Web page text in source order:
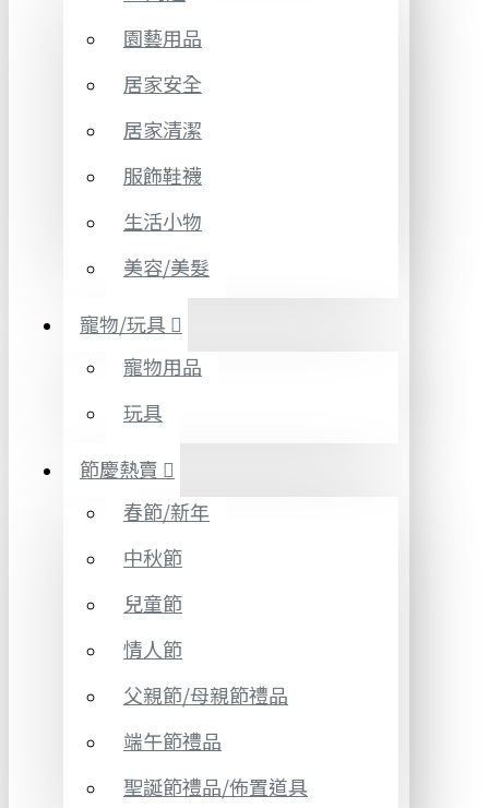
園藝用品
居家安全
居家清潔
服飾鞋襪
生活小物
美容/美髮
寵物/玩具
寵物用品
玩具
節慶熱賣
春節/新年
中秋節
兒童節
情人節
父親節/母親節禮品
端午節禮品
聖誕節禮品/佈置道具